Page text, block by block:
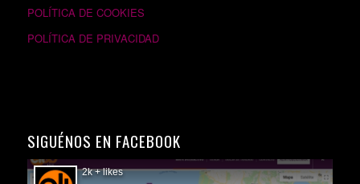
POLÍTICA DE COOKIES
POLÍTICA DE PRIVACIDAD
SIGUÉNOS EN FACEBOOK
2k + likes